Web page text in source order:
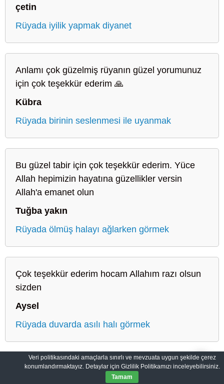
çetin
Rüyada iyilik yapmak diyanet
Anlamı çok güzelmiş rüyanın güzel yorumunuz
için çok teşekkür ederim 🙏
Kübra
Rüyada birinin seslenmesi ile uyanmak
Bu güzel tabir için çok teşekkür ederim. Yüce
Allah hepimizin hayatına güzellikler versin
Allah'a emanet olun
Tuğba yakın
Rüyada ölmüş halayı ağlarken görmek
Çok teşekkür ederim hocam Allahım razı olsun
sizden
Aysel
Rüyada duvarda asılı halı görmek
Sahih Rüyalar: Rüyaların Dilini Öğrenin Gizlilik Politikası
SahihRuyalar.com|Tüm Hakları Saklıdır.
Veri politikasındaki amaçlarla sınırlı ve mevzuata uygun şekilde çerez
konumlandırmaktayız. Detaylar için Gizlilik Politikamızı inceleyebilirsiniz.
Tamam